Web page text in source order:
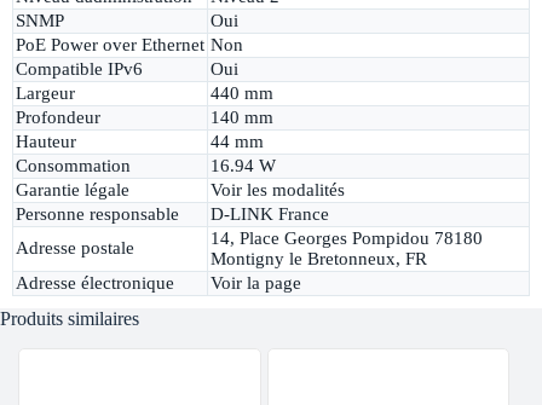
SNMP
Oui
PoE Power over Ethernet Non
Compatible IPv6
Oui
Largeur
440 mm
Profondeur
140 mm
Hauteur
44 mm
Consommation
16.94 W
Garantie légale
Voir les modalités
Personne responsable
D-LINK France
Adresse postale
14, Place Georges Pompidou 78180
Montigny le Bretonneux, FR
Adresse électronique
Voir la page
Produits similaires